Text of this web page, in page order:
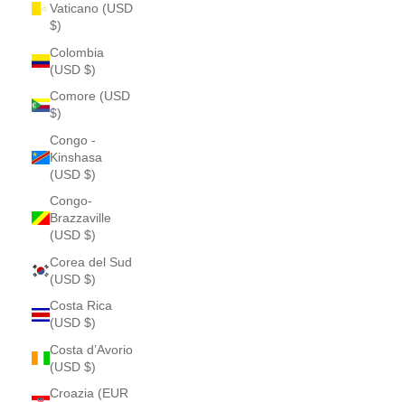
Vaticano (USD
$)
Colombia
(USD $)
Comore (USD
$)
Congo -
Kinshasa
(USD $)
Congo-
Brazzaville
(USD $)
Corea del Sud
(USD $)
Costa Rica
(USD $)
Costa d’Avorio
(USD $)
Croazia (EUR